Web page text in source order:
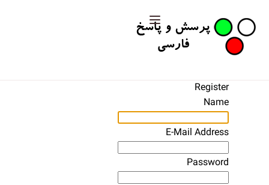
Register
Name
E-Mail Address
Password